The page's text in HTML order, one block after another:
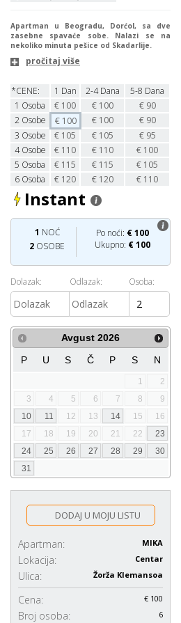
Apartman u Beogradu, Dorćol, sa dve
zasebne spavaće sobe. Nalazi se na
nekoliko minuta pešice od Skadarlije.
pročitaj više
*CENE: 1 Dan 2-4 Dana
5-8 Dana
1 Osoba € 100 € 100 € 90
2 Osobe € 100 € 100 € 90
3 Osobe € 105 € 105 € 95
4Osobe € 110 € 110 € 100
5 Osoba
€ 115 € 115 € 105
6 Osoba
€ 120 € 120 € 110
Instant
Po noći: €100
Ukupno: €100
1 NOĆ
2 OSOBE
Dolazak: Odlazak: Osoba:
Avgust 2026
P
U S Č P S N
1
2
3
4 5 6 7 8
9
10
11 12 13 14 15
16
17
18 19 20 21 22
23
24
25 26 27 28 29
30
31
DODAJ U MOJU LISTU
Apartman: MIKA
Lokacija: Centar
Ulica: Žorža Klemansoa
Cena: € 100
Broj osoba: 6